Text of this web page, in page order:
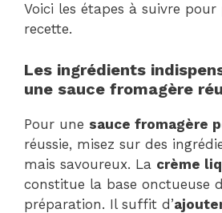
Voici les étapes à suivre
recette.
Les ingrédients
une sauce fromagère
Pour une sauce fromagère
réussie, misez sur des
mais savoureux. La crème
constitue la base onctueuse
préparation. Il suffit d’